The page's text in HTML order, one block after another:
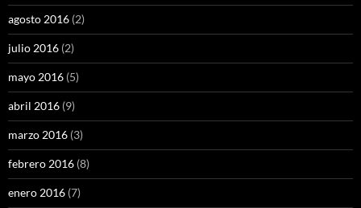
agosto 2016 (2)
julio 2016 (2)
mayo 2016 (5)
abril 2016 (9)
marzo 2016 (3)
febrero 2016 (8)
enero 2016 (7)